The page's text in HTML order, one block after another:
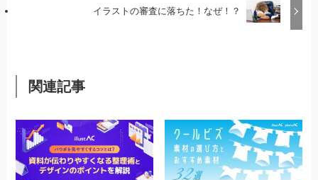
イラストの審査に落ちた！なぜ！？
関連記事